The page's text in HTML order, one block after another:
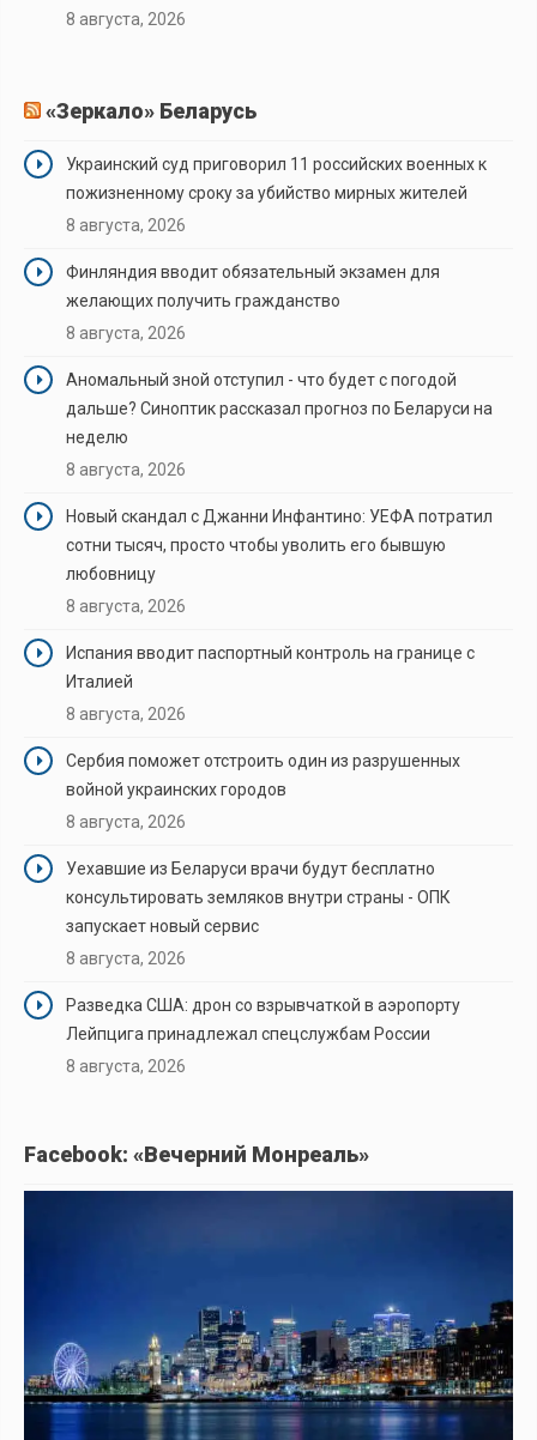
8 августа, 2026
«Зеркало» Беларусь
Украинский суд приговорил 11 российских военных к
пожизненному сроку за убийство мирных жителей
8 августа, 2026
Финляндия вводит обязательный экзамен для
желающих получить гражданство
8 августа, 2026
Аномальный зной отступил - что будет с погодой
дальше? Синоптик рассказал прогноз по Беларуси на
неделю
8 августа, 2026
Новый скандал с Джанни Инфантино: УЕФА потратил
сотни тысяч, просто чтобы уволить его бывшую
любовницу
8 августа, 2026
Испания вводит паспортный контроль на границе с
Италией
8 августа, 2026
Сербия поможет отстроить один из разрушенных
войной украинских городов
8 августа, 2026
Уехавшие из Беларуси врачи будут бесплатно
консультировать земляков внутри страны - ОПК
запускает новый сервис
8 августа, 2026
Разведка США: дрон со взрывчаткой в аэропорту
Лейпцига принадлежал спецслужбам России
8 августа, 2026
Facebook: «Вечерний Монреаль»